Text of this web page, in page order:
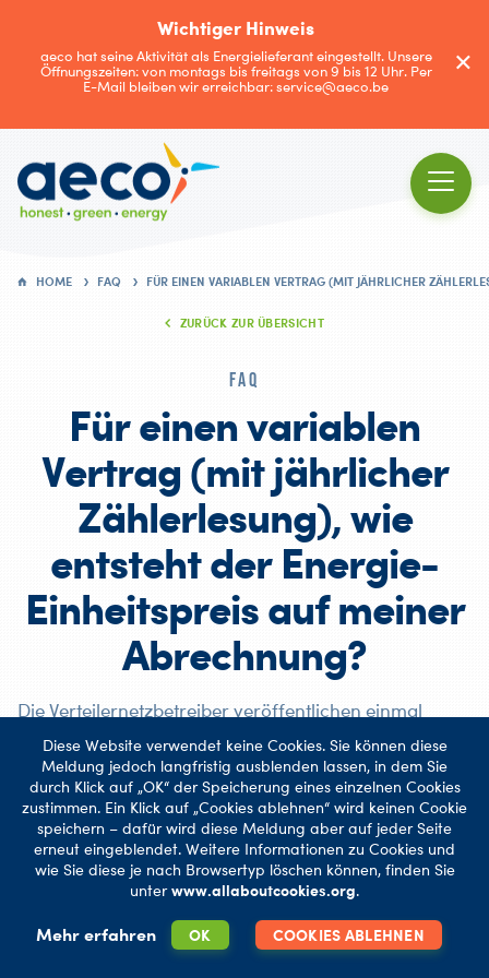
Wichtiger Hinweis
aeco hat seine Aktivität als Energielieferant eingestellt. Unsere
Öffnungszeiten: von montags bis freitags von 9 bis 12 Uhr. Per
E-Mail bleiben wir erreichbar: service@aeco.be
HOME FAQ FÜR EINEN VARIABLEN VERTRAG (MIT JÄHRLICHER
ZURÜCK ZUR ÜBERSICHT
FAQ
Für einen variablen
Vertrag (mit jährlicher
Zählerlesung), wie
entsteht der Energie-
Einheitspreis auf meiner
Abrechnung?
Die Verteilernetzbetreiber veröffentlichen einmal
jährlich Standardverbrauchsprofile. Diese
Verbrauchsprofile sind für alle Energielieferanten
identisch.
Um Ihren jährlichen Gesamtverbrauch auf Ihre
Verbrauchsperiode zu verteilen, nutzen die
Energielieferanten dieses „Standardverbrauchsprofil“,
veröffentlicht durch Synergrid. Nach der Abnahme
Diese Website verwendet keine Cookies. Sie können diese
Meldung jedoch langfristig ausblenden lassen, in dem Sie
durch Klick auf „OK“ der Speicherung eines einzelnen Cookies
zustimmen. Ein Klick auf „Cookies ablehnen“ wird keinen Cookie
speichern – dafür wird diese Meldung aber auf jeder Seite
erneut eingeblendet. Weitere Informationen zu Cookies und
wie Sie diese je nach Browsertyp löschen können, finden Sie
unterwww.allaboutcookies.org.
Mehr erfahren OK COOKIES ABLEHNEN